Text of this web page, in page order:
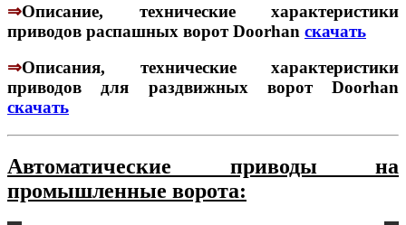
⇒Описание, технические характеристики
приводов распашных ворот Doorhan скачать
⇒Описания, технические характеристики
приводов для раздвижных ворот Doorhan
скачать
Автоматические приводы на
промышленные ворота: